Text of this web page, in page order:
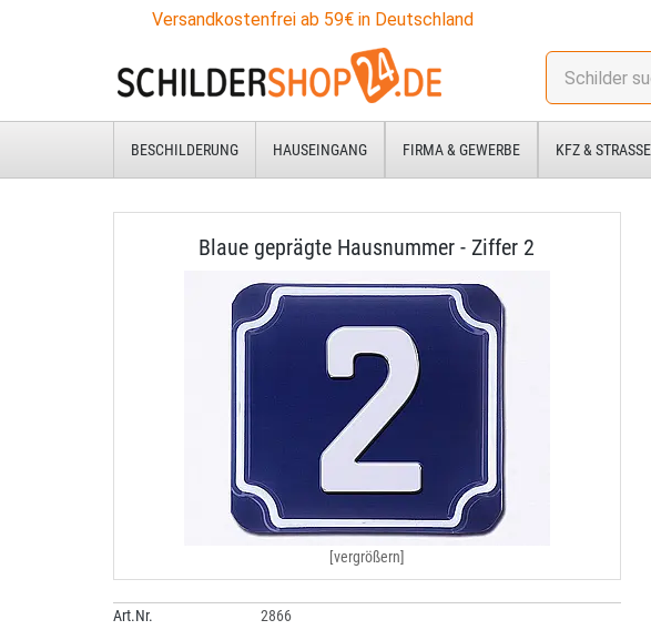
Versandkostenfrei ab 59€ in Deutschland
Stichwort:
BESCHILDERUNG HAUSEINGANG FIRMA & GEWERBE KFZ & STRASSE
Blaue geprägte Hausnummer - Ziffer 2
[vergrößern]
Art.Nr.
2866